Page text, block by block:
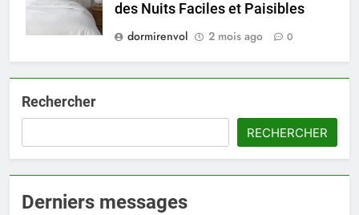
des Nuits Faciles et Paisibles
dormirenvol
2 mois ago 0
Rechercher
RECHERCHER
Derniers messages